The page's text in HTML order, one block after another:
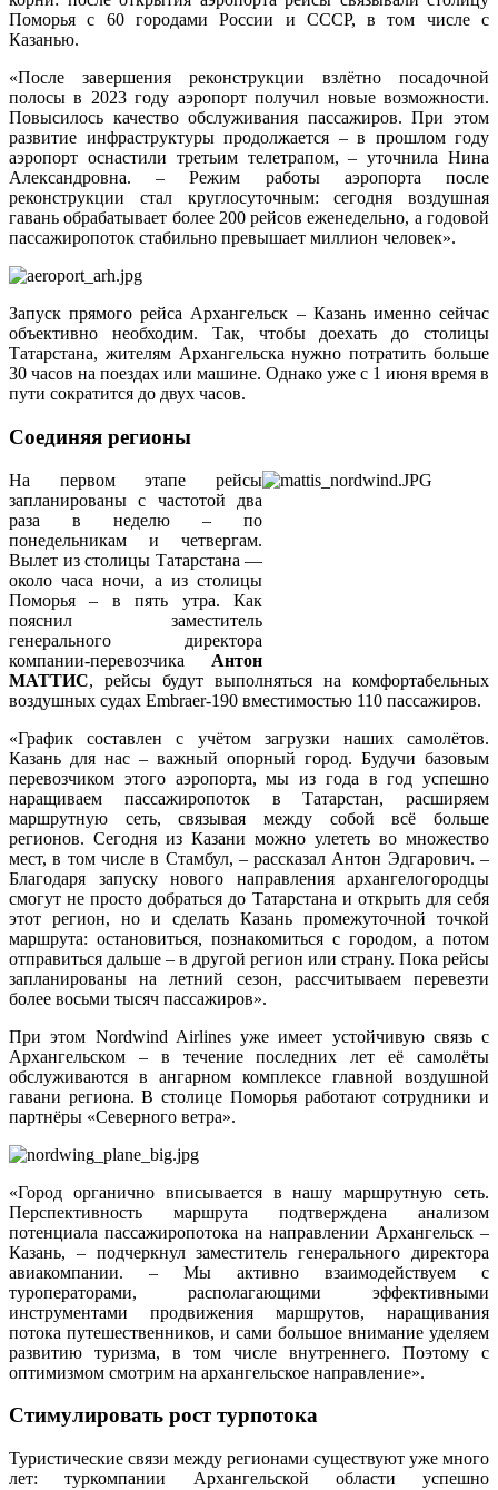
Поморья с 60 городами России и СССР, в том числе с
Казанью.
«После завершения реконструкции взлётно посадочной
полосы в 2023 году аэропорт получил новые возможности.
Повысилось качество обслуживания пассажиров. При этом
развитие инфраструктуры продолжается – в прошлом году
аэропорт оснастили третьим телетрапом, – уточнила Нина
Александровна. – Режим работы аэропорта после
реконструкции стал круглосуточным: сегодня воздушная
гавань обрабатывает более 200 рейсов еженедельно, а годовой
пассажиропоток стабильно превышает миллион человек».
Запуск прямого рейса Архангельск – Казань именно сейчас
объективно необходим. Так, чтобы доехать до столицы
Татарстана, жителям Архангельска нужно потратить больше
30 часов на поездах или машине. Однако уже с 1 июня время в
пути сократится до двух часов.
Соединяя регионы
На первом этапе рейсы
запланированы с частотой два
раза в неделю – по
понедельникам и четвергам.
Вылет из столицы Татарстана —
около часа ночи, а из столицы
Поморья – в пять утра. Как
пояснил заместитель
генерального директора
компании-перевозчика Антон
МАТТИС, рейсы будут выполняться на комфортабельных
воздушных судах Embraer-190 вместимостью 110 пассажиров.
«График составлен с учётом загрузки наших самолётов.
Казань для нас – важный опорный город. Будучи базовым
перевозчиком этого аэропорта, мы из года в год успешно
наращиваем пассажиропоток в Татарстан, расширяем
маршрутную сеть, связывая между собой всё больше
регионов. Сегодня из Казани можно улететь во множество
мест, в том числе в Стамбул, – рассказал Антон Эдгарович. –
Благодаря запуску нового направления архангелогородцы
смогут не просто добраться до Татарстана и открыть для себя
этот регион, но и сделать Казань промежуточной точкой
маршрута: остановиться, познакомиться с городом, а потом
отправиться дальше – в другой регион или страну. Пока рейсы
запланированы на летний сезон, рассчитываем перевезти
более восьми тысяч пассажиров».
При этом Nordwind Airlines уже имеет устойчивую связь с
Архангельском – в течение последних лет её самолёты
обслуживаются в ангарном комплексе главной воздушной
гавани региона. В столице Поморья работают сотрудники и
партнёры «Северного ветра».
«Город органично вписывается в нашу маршрутную сеть.
Перспективность маршрута подтверждена анализом
потенциала пассажиропотока на направлении Архангельск –
Казань, – подчеркнул заместитель генерального директора
авиакомпании. – Мы активно взаимодействуем с
туроператорами, располагающими эффективными
инструментами продвижения маршрутов, наращивания
потока путешественников, и сами большое внимание уделяем
развитию туризма, в том числе внутреннего. Поэтому с
оптимизмом смотрим на архангельское направление».
Стимулировать рост турпотока
Туристические связи между регионами существуют уже много
лет: туркомпании Архангельской области успешно